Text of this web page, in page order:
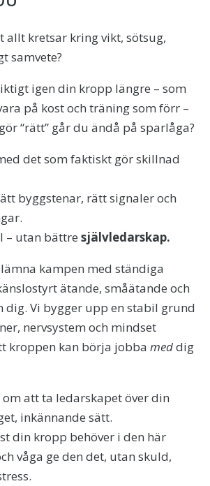
allt kretsar kring vikt, sötsug,
samvete?
igen din kropp längre – som
på kost och träning som förr –
“rätt” går du ändå på sparlåga?
det som faktiskt gör skillnad
byggstenar, rätt signaler och
– utan bättre självledarskap.
kampen med ständiga
ätande, småätande och
dig. Vi bygger upp en stabil grund
nervsystem och mindset
kroppen kan börja jobba meddig
att ta ledarskapet över din
inkännande sätt.
din kropp behöver i den här
våga ge den det, utan skuld,